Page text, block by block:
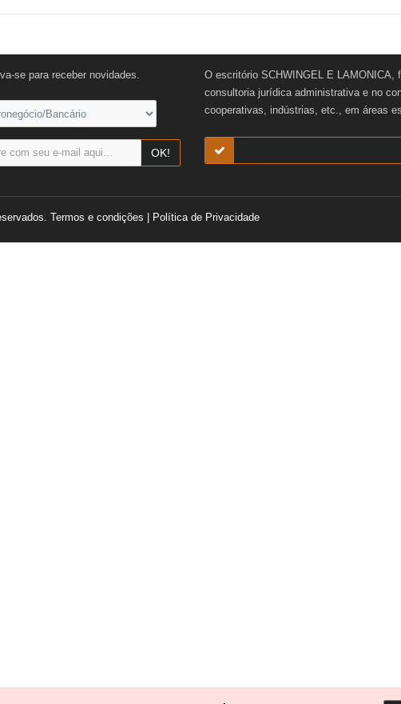
se para receber novidades.
OK!
O escritório SCHWINGEL E LAMONICA,
consultoria jurídica administrativa e no
cooperativas, indústrias, etc., em áreas
Termos e condições | Política de Privacidade